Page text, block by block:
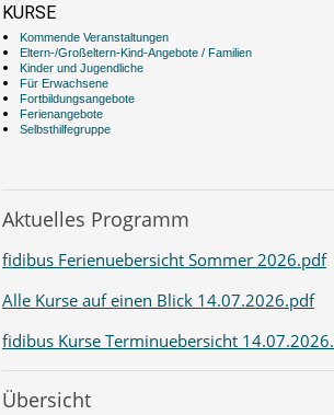
KURSE
Kommende Veranstaltungen
Eltern-/Großeltern-Kind-Angebote / Familien
Kinder und Jugendliche
Für Erwachsene
Fortbildungsangebote
Ferienangebote
Selbsthilfegruppe
Aktuelles Programm
fidibus Ferienuebersicht Sommer 2026.pdf
Alle Kurse auf einen Blick 14.07.2026.pdf
fidibus Kurse Terminuebersicht
Übersicht